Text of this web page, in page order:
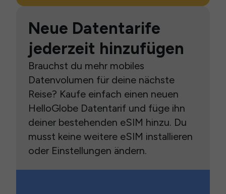
Neue Datentarife
jederzeit hinzufügen
Brauchst du mehr mobiles
Datenvolumen für deine nächste
Reise? Kaufe einfach einen neuen
HelloGlobe Datentarif und füge ihn
deiner bestehenden eSIM hinzu. Du
musst keine weitere eSIM installieren
oder Einstellungen ändern.